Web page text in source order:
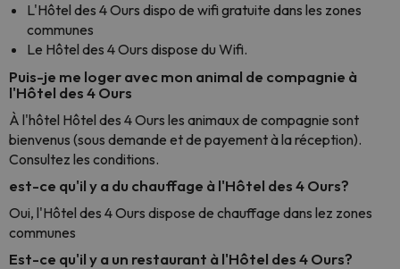
L'Hôtel des 4 Ours dispo de wifi gratuite dans les zones
communes
Le Hôtel des 4 Ours dispose du Wifi.
Puis-je me loger avec mon animal de compagnie à
l'Hôtel des 4 Ours
À l'hôtel Hôtel des 4 Ours les animaux de compagnie sont
bienvenus (sous demande et de payement à la réception).
Consultez les conditions.
est-ce qu'il y a du chauffage à l'Hôtel des 4 Ours?
Oui, l'Hôtel des 4 Ours dispose de chauffage dans lez zones
communes
Est-ce qu'il y a un restaurant à l'Hôtel des 4 Ours?